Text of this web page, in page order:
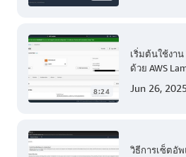
8:24
เริ่มต้นใช้งาน
ด้วย AWS
Jun 26,
วิธีการเซ็ตอั